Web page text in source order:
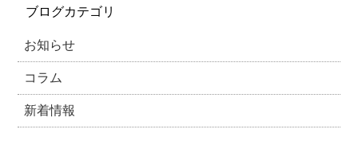
ブログカテゴリ
お知らせ
コラム
新着情報